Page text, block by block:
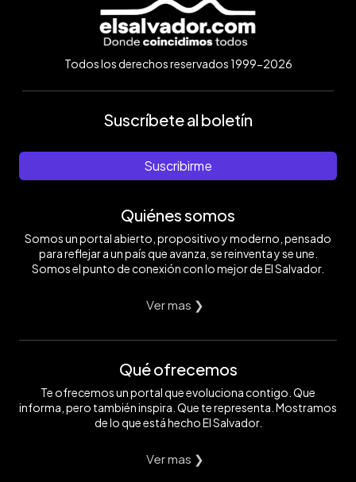
Todos los derechos reservados 1999-2026
Suscríbete al boletín
Suscribirme
Quiénes somos
Somos un portal abierto, propositivo y moderno, pensado
para reflejar a un país que avanza, se reinventa y se une.
Somos el punto de conexión con lo mejor de El Salvador.
Ver mas ❯
Qué ofrecemos
Te ofrecemos un portal que evoluciona contigo. Que
informa, pero también inspira. Que te representa. Mostramos
de lo que está hecho El Salvador.
Ver mas ❯